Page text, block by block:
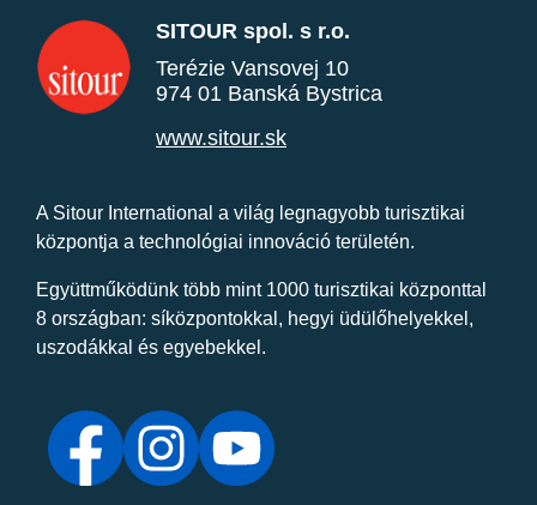
SITOUR spol. s r.o.
Terézie Vansovej 10
974 01 Banská Bystrica
www.sitour.sk
A Sitour International a világ legnagyobb turisztikai
központja a technológiai innováció területén.
Együttműködünk több mint 1000 turisztikai központtal
8 országban: síközpontokkal, hegyi üdülőhelyekkel,
uszodákkal és egyebekkel.